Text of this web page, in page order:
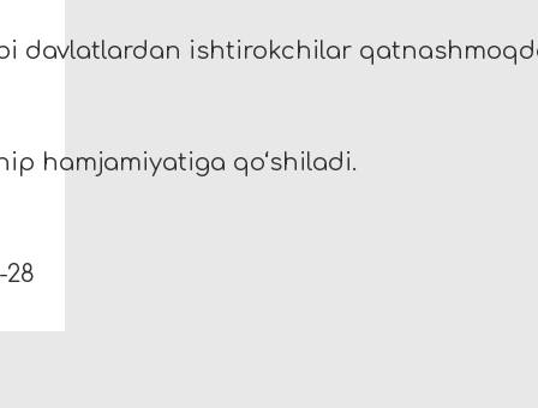
davlatlardan ishtirokchilar
hamjamiyatiga qo‘shiladi.
28